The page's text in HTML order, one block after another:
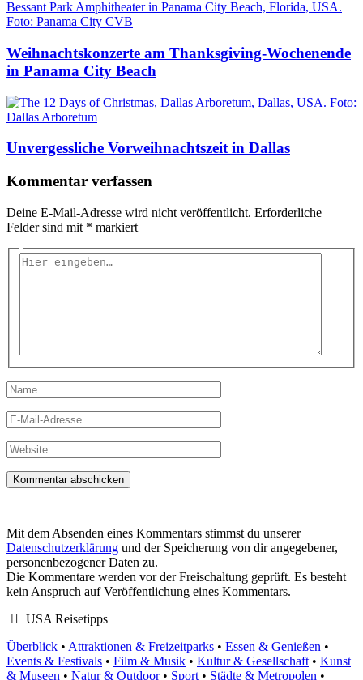
Weihnachtskonzerte am Thanksgiving-Wochenende
in Panama City Beach
Unvergessliche Vorweihnachtszeit in Dallas
Kommentar verfassen
Deine E-Mail-Adresse wird nicht veröffentlicht. Erforderliche
Felder sind mit * markiert
Hier
Name
E-
Mail-
Adresse
Website
Mit dem Absenden eines Kommentars stimmst du unserer
Datenschutzerklärung und der Speicherung von dir angegebener,
personenbezogener Daten zu.
Die Kommentare werden vor der Freischaltung geprüft. Es besteht
kein Anspruch auf Veröffentlichung eines Kommentars.
USA Reisetipps
Überblick • Attraktionen & Freizeitparks • Essen & Genießen •
Events & Festivals • Film & Musik • Kultur & Gesellschaft• Kunst
& Museen • Natur & Outdoor• Sport• Städte & Metropolen •